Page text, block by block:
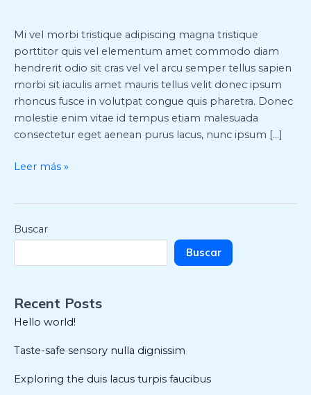
Mi vel morbi tristique adipiscing magna tristique
porttitor quis vel elementum amet commodo diam
hendrerit odio sit cras vel vel arcu semper tellus sapien
morbi sit iaculis amet mauris tellus velit donec ipsum
rhoncus fusce in volutpat congue quis pharetra. Donec
molestie enim vitae id tempus etiam malesuada
consectetur eget aenean purus lacus, nunc ipsum […]
Leer más »
Buscar
Buscar
Recent Posts
Hello world!
Taste-safe sensory nulla dignissim
Exploring the duis lacus turpis faucibus